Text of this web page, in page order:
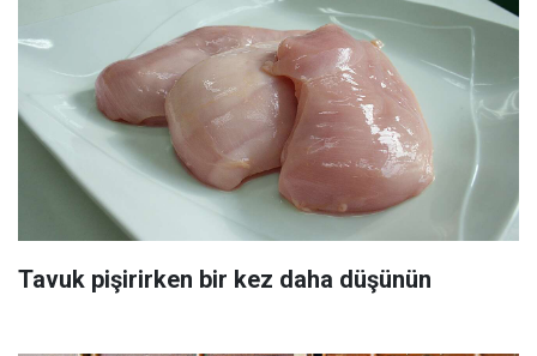
Tavuk pişirirken bir kez daha düşünün